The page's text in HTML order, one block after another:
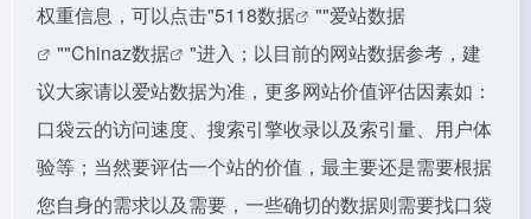
权重信息，可以点击"5118数据 ""爱站数据
""Chinaz数据
"进入；以目前的网站数据参考，建
议大家请以爱站数据为准，更多网站价值评估因素如：
口袋云的访问速度、搜索引擎收录以及索引量、用户体
验等；当然要评估一个站的价值，最主要还是需要根据
您自身的需求以及需要，一些确切的数据则需要找口袋